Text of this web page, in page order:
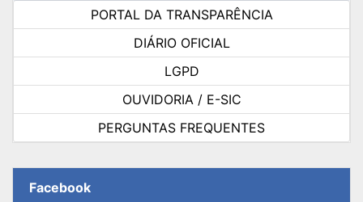
PORTAL DA TRANSPARÊNCIA
DIÁRIO OFICIAL
LGPD
OUVIDORIA / E-SIC
PERGUNTAS FREQUENTES
Facebook